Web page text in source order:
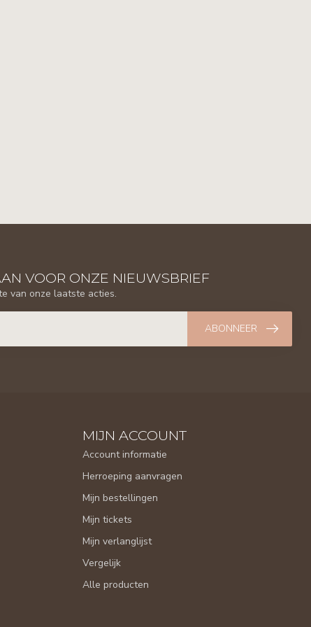
VOOR ONZE NIEUWSBRIEF
van onze laatste acties.
ABONNEER
MIJN ACCOUNT
Account informatie
Herroeping aanvragen
Mijn bestellingen
Mijn tickets
Mijn verlanglijst
Vergelijk
Alle producten